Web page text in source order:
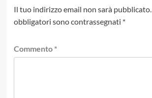
Il tuo indirizzo email non sarà pubblicato.
obbligatori sono contrassegnati *
Commento *